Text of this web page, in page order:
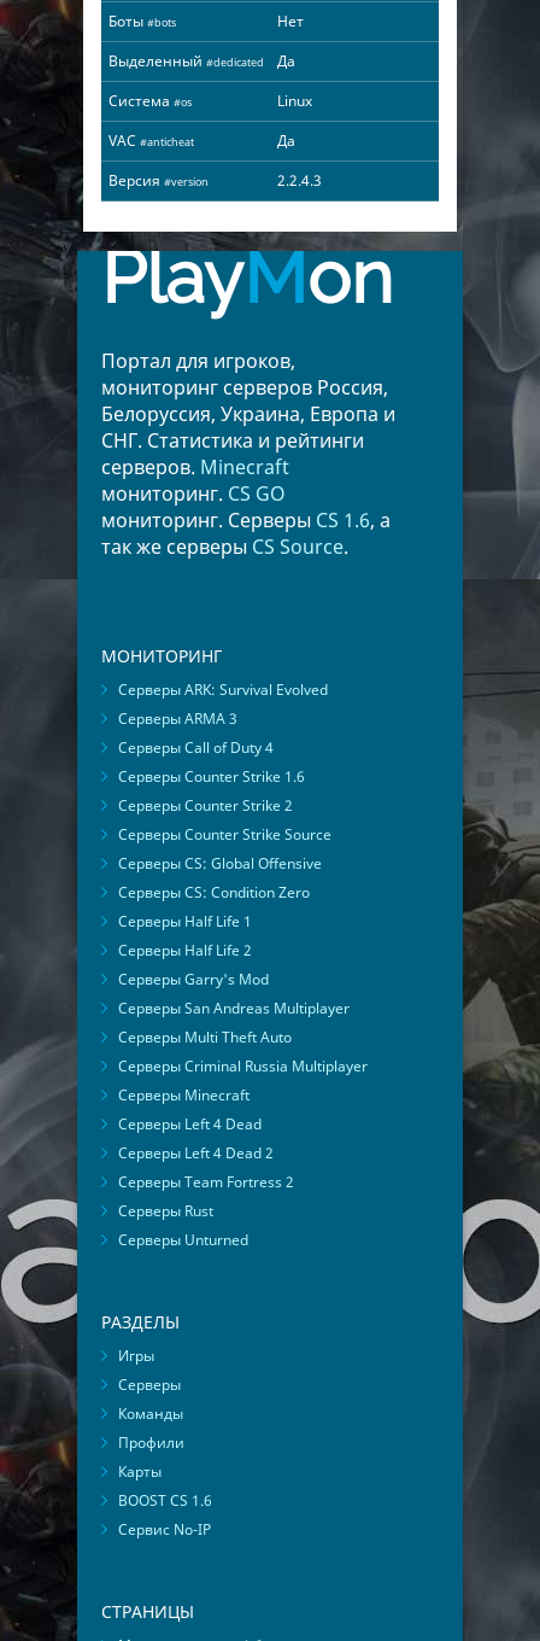
Боты #bots
Нет
Выделенный #dedicated
Да
Система #os
Linux
VAC #anticheat
Да
Версия #version 2.2.4.3
PlayMon
Портал для игроков,
мониторинг серверов Россия,
Белоруссия, Украина, Европа и
СНГ. Статистика и рейтинги
серверов. Minecraft
мониторинг. CS GO
мониторинг. Серверы CS 1.6, а
так же серверы CS Source.
МОНИТОРИНГ
Серверы ARK: Survival Evolved
Серверы ARMA 3
Серверы Call of Duty 4
Серверы Counter Strike 1.6
Серверы Counter Strike 2
Серверы Counter Strike Source
Серверы CS: Global Offensive
Серверы CS: Condition Zero
Серверы Half Life 1
Серверы Half Life 2
Серверы Garry's Mod
Серверы San Andreas Multiplayer
Серверы Multi Theft Auto
Серверы Criminal Russia Multiplayer
Серверы Minecraft
Серверы Left 4 Dead
Серверы Left 4 Dead 2
Серверы Team Fortress 2
Серверы Rust
Серверы Unturned
РАЗДЕЛЫ
Игры
Серверы
Команды
Профили
Карты
BOOST CS 1.6
Сервис No-IP
СТРАНИЦЫ